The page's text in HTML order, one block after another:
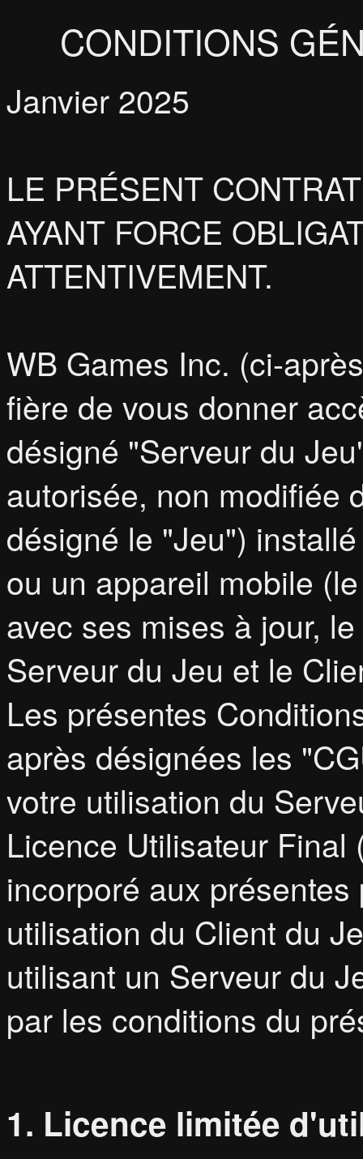
CONDITIONS
Janvier 2025
LE PRÉSENT
AYANT FORCE
ATTENTIVEMENT.
WB Games Inc. (ci-
fière de vous donner
désigné "Serveur du
autorisée, non modifiée
désigné le "Jeu")
ou un appareil mobile
avec ses mises à jour,
Serveur du Jeu et le
Les présentes
après désignées les
votre utilisation du
Licence Utilisateur
incorporé aux
utilisation du Client du
utilisant un Serveur du
par les conditions du
1. Licence limitée